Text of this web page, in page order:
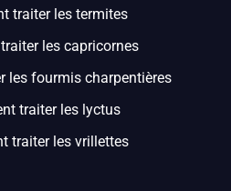
traiter les termites
les capricornes
les fourmis charpentières
traiter les lyctus
traiter les vrillettes